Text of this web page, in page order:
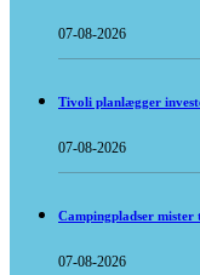
07-08-2026
Tivoli planlægger
07-08-2026
Campingpladser
07-08-2026